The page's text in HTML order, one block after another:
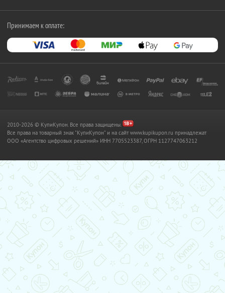
Принимаем к оплате:
2010-2026 © КупиКупон. Все права защищены.
Все права на товарный знак "КупиКупон" и на сайт www.kupikupon.ru принадлежат
OOO «Агентство цифровых решений» ИНН 7705523387, ОГРН 1127747063212